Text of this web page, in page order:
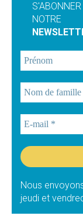
NOTRE
Nous
jeudi et